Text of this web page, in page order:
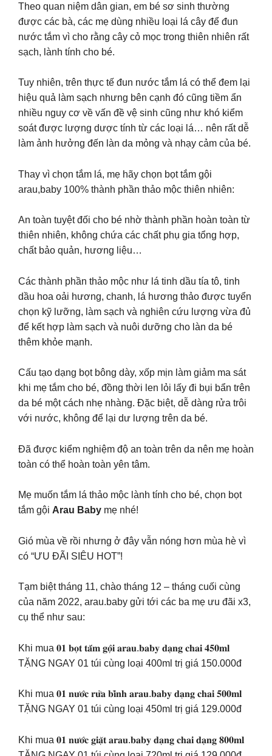
Theo quan niệm dân gian, em bé sơ sinh thường
được các bà, các mẹ dùng nhiều loại lá cây để đun
nước tắm vì cho rằng cây cỏ mọc trong thiên nhiên rất
sạch, lành tính cho bé.
Tuy nhiên, trên thực tế đun nước tắm lá có thể đem lại
hiệu quả làm sạch nhưng bên cạnh đó cũng tiềm ẩn
nhiều nguy cơ về vấn đề vệ sinh cũng như khó kiểm
soát được lượng dược tính từ các loại lá… nên rất dễ
làm ảnh hưởng đến làn da mỏng và nhạy cảm của bé.
Thay vì chọn tắm lá, mẹ hãy chọn bọt tắm gội
arau,baby 100% thành phần thảo mộc thiên nhiên:
An toàn tuyệt đối cho bé nhờ thành phần hoàn toàn từ
thiên nhiên, không chứa các chất phụ gia tổng hợp,
chất bảo quản, hương liệu…
Các thành phần thảo mộc như lá tinh dầu tía tô, tinh
dầu hoa oải hương, chanh, lá hương thảo được tuyển
chọn kỹ lưỡng, làm sạch và nghiên cứu lượng vừa đủ
để kết hợp làm sạch và nuôi dưỡng cho làn da bé
thêm khỏe mạnh.
Cấu tạo dạng bọt bông dày, xốp mịn làm giảm ma sát
khi mẹ tắm cho bé, đồng thời len lỏi lấy đi bụi bẩn trên
da bé một cách nhẹ nhàng. Đặc biệt, dễ dàng rửa trôi
với nước, không để lại dư lượng trên da bé.
Đã được kiểm nghiệm độ an toàn trên da nên mẹ hoàn
toàn có thể hoàn toàn yên tâm.
Mẹ muốn tắm lá thảo mộc lành tính cho bé, chọn bọt
tắm gội Arau Baby mẹ nhé!
Gió mùa về rồi nhưng ở đây vẫn nóng hơn mùa hè vì
có “ƯU ĐÃI SIÊU HOT”!
Tạm biệt tháng 11, chào tháng 12 – tháng cuối cùng
của năm 2022, arau.baby gửi tới các ba mẹ ưu đãi x3,
cụ thể như sau:
Khi mua 𝟎𝟏 𝐛𝐨̣𝐭 𝐭𝐚̆́𝐦 𝐠𝐨̣̂𝐢 𝐚𝐫𝐚𝐮.𝐛𝐚𝐛𝐲 𝐝𝐚̣𝐧𝐠 𝐜𝐡𝐚𝐢 𝟒𝟓𝟎𝐦𝐥
TẶNG NGAY 01 túi cùng loại 400ml trị giá 150.000đ
Khi mua 𝟎𝟏 𝐧𝐮̛𝐨̛́𝐜 𝐫𝐮̛̉𝐚 𝐛𝐢̀𝐧𝐡 𝐚𝐫𝐚𝐮.𝐛𝐚𝐛𝐲 𝐝𝐚̣𝐧𝐠 𝐜𝐡𝐚𝐢 𝟓𝟎𝟎𝐦𝐥
TẶNG NGAY 01 túi cùng loại 450ml trị giá 129.000đ
Khi mua 𝟎𝟏 𝐧𝐮̛𝐨̛́𝐜 𝐠𝐢𝐚̣̆𝐭 𝐚𝐫𝐚𝐮.𝐛𝐚𝐛𝐲 𝐝𝐚̣𝐧𝐠 𝐜𝐡𝐚𝐢 𝐝𝐚̣𝐧𝐠 𝟖𝟎𝟎𝐦𝐥